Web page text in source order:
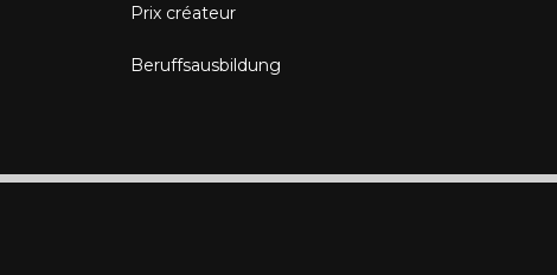
Prix créateur
Beruffsausbildung